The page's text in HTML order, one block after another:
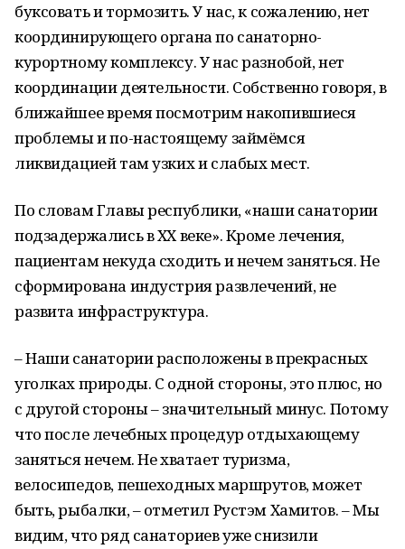
буксовать и тормозить. У нас, к сожалению, нет
координирующего органа по санаторно-
курортному комплексу. У нас разнобой, нет
координации деятельности. Собственно говоря, в
ближайшее время посмотрим накопившиеся
проблемы и по-настоящему займёмся
ликвидацией там узких и слабых мест.
По словам Главы республики, «наши санатории
подзадержались в ХХ веке». Кроме лечения,
пациентам некуда сходить и нечем заняться. Не
сформирована индустрия развлечений, не
развита инфраструктура.
– Наши санатории расположены в прекрасных
уголках природы. С одной стороны, это плюс, но
с другой стороны – значительный минус. Потому
что после лечебных процедур отдыхающему
заняться нечем. Не хватает туризма,
велосипедов, пешеходных маршрутов, может
быть, рыбалки, – отметил Рустэм Хамитов. – Мы
видим, что ряд санаториев уже снизили